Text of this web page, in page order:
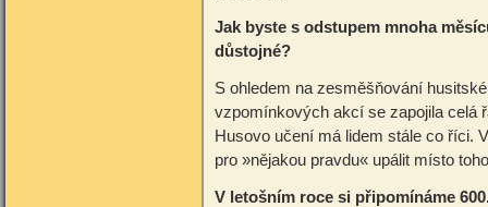
Jak byste s odstupem mnoha
důstojné?
S ohledem na zesměšňování
vzpomínkových akcí se zapojila celá
Husovo učení má lidem stále co říci.
pro »nějakou pravdu« upálit místo
V letošním roce si připomínáme